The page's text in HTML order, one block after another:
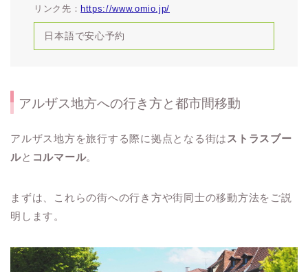
リンク先： https://www.omio.jp/
日本語で安心予約
アルザス地方への行き方と都市間移動
アルザス地方を旅行する際に拠点となる街は ストラスブー
ルと コルマール。
まずは、これらの街への行き方や街同士の移動方法をご説
明します。